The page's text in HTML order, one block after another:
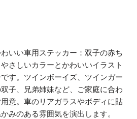
いい車用ステッカー：双子の赤ち
さしいカラーとかわいいイラスト
す。ツインボーイズ、ツインガー
子、兄弟姉妹など、ご家庭に合わ
意。車のリアガラスやボディに貼
みのある雰囲気を演出します。